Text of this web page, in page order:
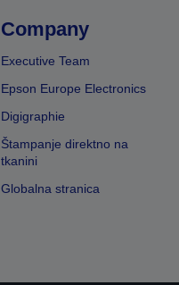
Company
Executive Team
Epson Europe Electronics
Digigraphie
Štampanje direktno na
tkanini
Globalna stranica